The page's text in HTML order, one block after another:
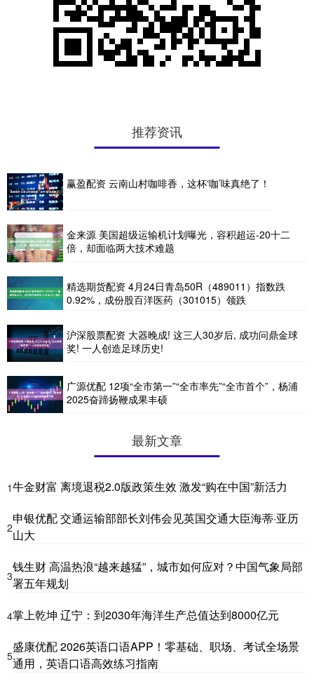
推荐资讯
赢盈配资 云南山村咖啡香，这杯‘咖’味真绝了！
金来源 美国超级运输机计划曝光，容积超运-20十二
倍，却面临两大技术难题
精选期货配资 4月24日青岛50R（489011）指数跌
0.92%，成份股百洋医药（301015）领跌
沪深股票配资 大器晚成! 这三人30岁后, 成功问鼎金球
奖! 一人创造足球历史!
广源优配 12项“全市第一”“全市率先”“全市首个”，杨浦
2025奋蹄扬鞭成果丰硕
最新文章
1牛金财富 离境退税2.0版政策生效 激发“购在中国”新活力
2
申银优配 交通运输部部长刘伟会见英国交通大臣海蒂·亚历
山大
3
钱生财 高温热浪“越来越猛”，城市如何应对？中国气象局部
署五年规划
4掌上乾坤 辽宁：到2030年海洋生产总值达到8000亿元
5
盛康优配 2026英语口语APP！零基础、职场、考试全场景
通用，英语口语高效练习指南